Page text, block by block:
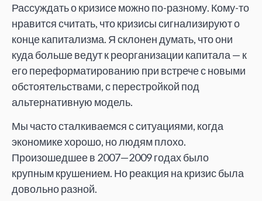
Рассуждать о кризисе можно по-разному. Кому-то
нравится считать, что кризисы сигнализируют о
конце капитализма. Я склонен думать, что они
куда больше ведут к реорганизации капитала — к
его переформатированию при встрече с новыми
обстоятельствами, с перестройкой под
альтернативную модель.
Мы часто сталкиваемся с ситуациями, когда
экономике хорошо, но людям плохо.
Произошедшее в 2007—2009 годах было
крупным крушением. Но реакция на кризис была
довольно разной.